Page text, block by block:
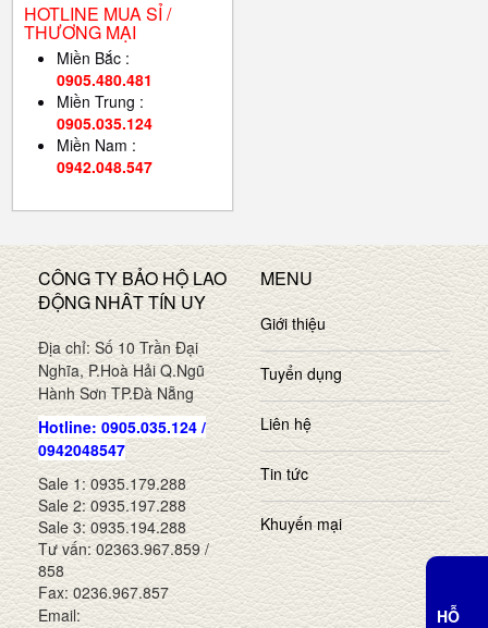
HOTLINE MUA SỈ /
THƯƠNG MẠI
Miền Bắc :
0905.480.481
Miền Trung :
0905.035.124
Miền Nam :
0942.048.547
CÔNG TY BẢO HỘ LAO
ĐỘNG NHÂT TÍN UY
Địa chỉ: Số 10 Trần Đại
Nghĩa, P.Hoà Hải Q.Ngũ
Hành Sơn TP.Đà Nẵng
Hotline: 0905.035.124 /
0942048547
Sale 1: 0935.179.288
Sale 2: 0935.197.288
Sale 3: 0935.194.288
Tư vấn: 02363.967.859 /
858
Fax: 0236.967.857
Email:
MENU
Giới thiệu
Tuyển dụng
Liên hệ
Tin tức
Khuyến mại
HỖ